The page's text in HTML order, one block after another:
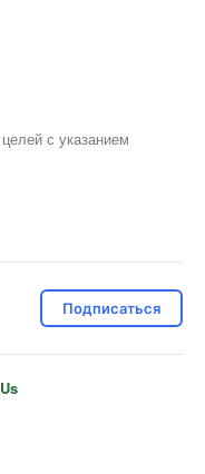
с указанием
Подписаться